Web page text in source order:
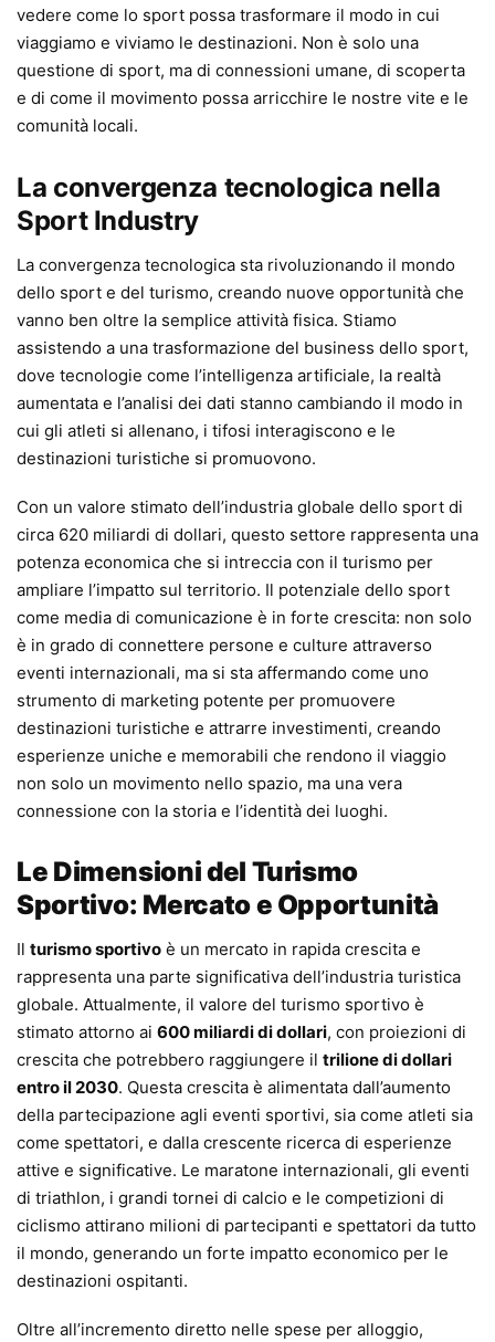
vedere come lo sport possa trasformare il modo in cui
viaggiamo e viviamo le destinazioni. Non è solo una
questione di sport, ma di connessioni umane, di scoperta
e di come il movimento possa arricchire le nostre vite e le
comunità locali.
La convergenza tecnologica nella
Sport Industry
La convergenza tecnologica sta rivoluzionando il mondo
dello sport e del turismo, creando nuove opportunità che
vanno ben oltre la semplice attività fisica. Stiamo
assistendo a una trasformazione del business dello sport,
dove tecnologie come l’intelligenza artificiale, la realtà
aumentata e l’analisi dei dati stanno cambiando il modo in
cui gli atleti si allenano, i tifosi interagiscono e le
destinazioni turistiche si promuovono.
Con un valore stimato dell’industria globale dello sport di
circa 620 miliardi di dollari, questo settore rappresenta una
potenza economica che si intreccia con il turismo per
ampliare l’impatto sul territorio. Il potenziale dello sport
come media di comunicazione è in forte crescita: non solo
è in grado di connettere persone e culture attraverso
eventi internazionali, ma si sta affermando come uno
strumento di marketing potente per promuovere
destinazioni turistiche e attrarre investimenti, creando
esperienze uniche e memorabili che rendono il viaggio
non solo un movimento nello spazio, ma una vera
connessione con la storia e l’identità dei luoghi.
Le Dimensioni del Turismo
Sportivo: Mercato e Opportunità
Il turismo sportivo è un mercato in rapida crescita e
rappresenta una parte significativa dell’industria turistica
globale. Attualmente, il valore del turismo sportivo è
stimato attorno ai 600 miliardi di dollari, con proiezioni di
crescita che potrebbero raggiungere il trilione di dollari
entro il 2030. Questa crescita è alimentata dall’aumento
della partecipazione agli eventi sportivi, sia come atleti sia
come spettatori, e dalla crescente ricerca di esperienze
attive e significative. Le maratone internazionali, gli eventi
di triathlon, i grandi tornei di calcio e le competizioni di
ciclismo attirano milioni di partecipanti e spettatori da tutto
il mondo, generando un forte impatto economico per le
destinazioni ospitanti.
Oltre all’incremento diretto nelle spese per alloggio,